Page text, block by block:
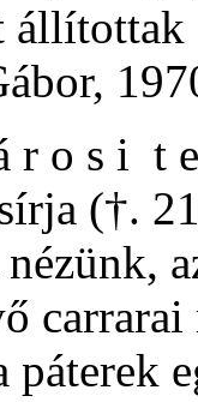
állítottak
r o s i t
(†.